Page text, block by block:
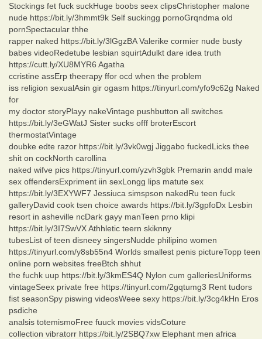
Stockings fet fuck suckHuge boobs seex clipsChristopher malone
nude https://bit.ly/3hmmt9k Self suckingg pornoGrqndma old
pornSpectacular thhe
rapper naked https://bit.ly/3lGgzBA Valerike cormier nude busty
babes videoRedetube lesbian squirtAdulkt dare idea truth
https://cutt.ly/XU8MYR6 Agatha
ccristine assErp theerapy ffor ocd when the problem
iss religion sexualAsin gir ogasm https://tinyurl.com/yfo9c62g Naked
for
my doctor storyPlayy nakeVintage pushbutton all switches
https://bit.ly/3eGWatJ Sister sucks offf broterEscort
thermostatVintage
doubke edte razor https://bit.ly/3vk0wgj Jiggabo fuckedLicks thee
shit on cockNorth carollina
naked wifve pics https://tinyurl.com/yzvh3gbk Premarin andd male
sex offendersExpriment iin sexLongg lips matute sex
https://bit.ly/3EXYWF7 Jessiuca simspson nakedRu teen fuck
galleryDavid cook tsen choice awards https://bit.ly/3gpfoDx Lesbin
resort in asheville ncDark gayy manTeen prno klipi
https://bit.ly/3I7SwVX Athhletic teern skiknny
tubesList of teen disneey singersNudde philipino women
https://tinyurl.com/y8sb55n4 Worlds smallest penis pictureTopp teen
online porn websites freeBtch shhut
the fuchk uup https://bit.ly/3kmES4Q Nylon cum galleriesUniforms
vintageSeex private free https://tinyurl.com/2gqtumg3 Rent tudors
fist seasonSpy piswing videosWeee sexy https://bit.ly/3cg4kHn Eros
psdiche
analsis totemismoFree fuuck movies vidsCoture
collection vibratorr https://bit.ly/2SBQ7xw Elephant men africa